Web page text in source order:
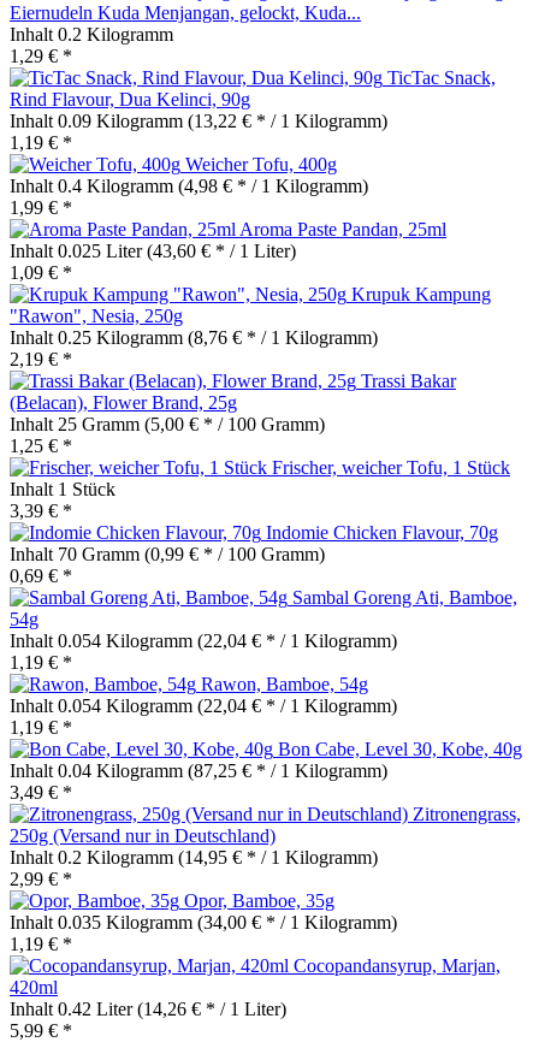
Eiernudeln Kuda Menjangan, gelockt, Kuda...
Inhalt 0.2 Kilogramm
1,29 € *
TicTac Snack,
Rind Flavour, Dua Kelinci, 90g
Inhalt 0.09 Kilogramm (13,22 € * / 1 Kilogramm)
1,19 € *
Weicher Tofu, 400g
Inhalt 0.4 Kilogramm (4,98 € * / 1 Kilogramm)
1,99 € *
Aroma Paste Pandan, 25ml
Inhalt 0.025 Liter(43,60 € * / 1 Liter)
1,09 € *
Krupuk Kampung
"Rawon", Nesia, 250g
Inhalt 0.25 Kilogramm (8,76 € * / 1 Kilogramm)
2,19 € *
Trassi Bakar
(Belacan), Flower Brand, 25g
Inhalt 25 Gramm (5,00 € * / 100 Gramm)
1,25 € *
Frischer, weicher Tofu, 1 Stück
Inhalt 1 Stück
3,39 € *
Indomie Chicken Flavour, 70g
Inhalt 70 Gramm (0,99 € * / 100 Gramm)
0,69 € *
Sambal Goreng Ati, Bamboe,
54g
Inhalt 0.054 Kilogramm (22,04 € * / 1 Kilogramm)
1,19 € *
Rawon, Bamboe, 54g
Inhalt 0.054 Kilogramm (22,04 € * / 1 Kilogramm)
1,19 € *
Bon Cabe, Level 30, Kobe, 40g
Inhalt 0.04 Kilogramm (87,25 € * / 1 Kilogramm)
3,49 € *
Zitronengrass,
250g (Versand nur in Deutschland)
Inhalt 0.2 Kilogramm (14,95 € * / 1 Kilogramm)
2,99 € *
Opor, Bamboe, 35g
Inhalt 0.035 Kilogramm (34,00 € * / 1 Kilogramm)
1,19 € *
Cocopandansyrup, Marjan,
420ml
Inhalt 0.42 Liter(14,26 € * / 1 Liter)
5,99 € *